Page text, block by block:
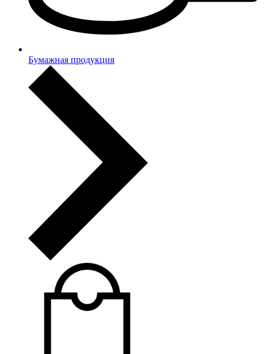
Бумажная продукция